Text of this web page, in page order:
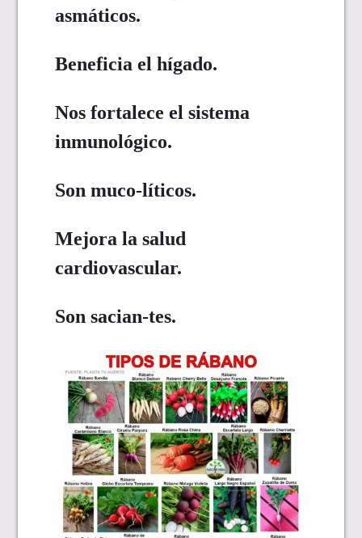
asmáticos.
Beneficia el hígado.
Nos fortalece el sistema
inmunológico.
Son muco-líticos.
Mejora la salud
cardiovascular.
Son sacian-tes.